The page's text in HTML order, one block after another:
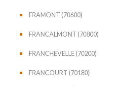
FRAMONT (70600)
FRANCALMONT (70800)
FRANCHEVELLE (70200)
FRANCOURT (70180)